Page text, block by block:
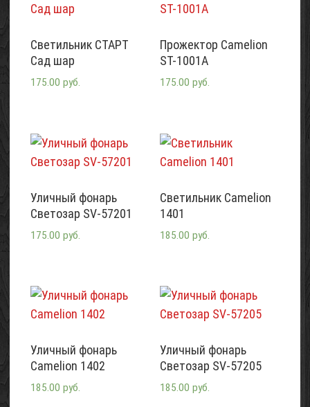
Светильник СТАРТ
Сад шар
175.00 руб.
Прожектор Camelion
ST-1001A
175.00 руб.
Уличный фонарь
Светозар SV-57201
175.00 руб.
Светильник Camelion
1401
185.00 руб.
Уличный фонарь
Camelion 1402
185.00 руб.
Уличный фонарь
Светозар SV-57205
185.00 руб.